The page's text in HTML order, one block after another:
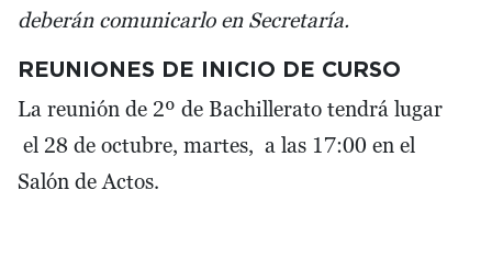
deberán comunicarlo en Secretaría.
REUNIONES DE INICIO DE CURSO
La reunión de 2º de Bachillerato tendrá lugar
el 28 de octubre, martes, a las 17:00 en el
Salón de Actos.